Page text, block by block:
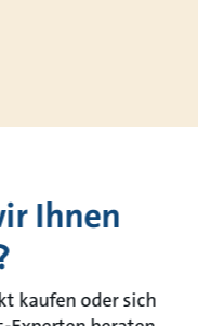
Ihnen
kaufen oder sich